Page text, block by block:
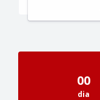
00
dia